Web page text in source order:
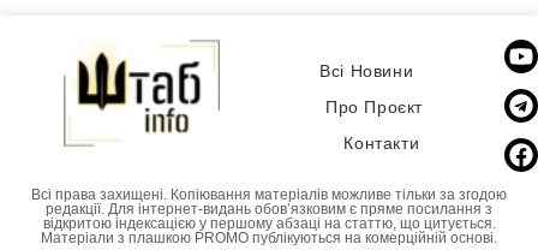
Всі Новини
Про Проєкт
Контакти
Всі права захищені. Копіювання матеріалів можливе тільки за згодою
редакції. Для інтернет-видань обовʼязковим є пряме посилання з
відкритою індексацією у першому абзаці на статтю, що цитується.
Матеріали з плашкою PROMO публікуються на комерційній основі.